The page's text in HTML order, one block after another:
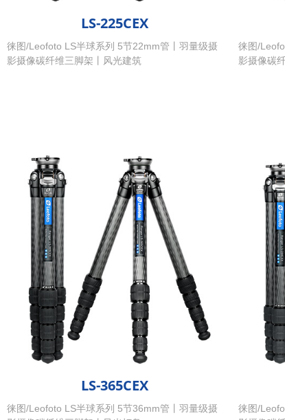
LS-225CEX
徕图/Leofoto LS半球系列 5节22mm管丨羽量级摄
影摄像碳纤维三脚架丨风光建筑
徕图/
影摄像碳
LS-365CEX
徕图/Leofoto LS半球系列 5节36mm管丨羽量级摄
徕图/